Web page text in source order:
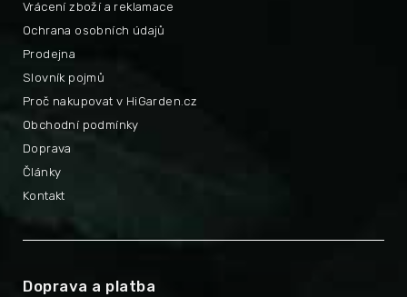
Proč nakupovat v HiGarden.cz
Vrácení zboží a reklamace
Obchodní podmínky
Ochrana osobních údajů
Doprava
Prodejna
Články
Slovník pojmů
Kontakt
Doprava a platba